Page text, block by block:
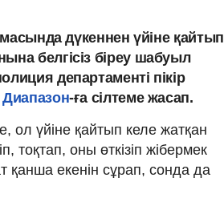
дүкеннен үйіне қайтып
белгісіз біреу шабуыл
департаменті пікір
Диапазон-ға сілтеме жасап.
ол үйіне қайтып келе жатқан
тоқтап, оны өткізіп жібермек
қанша екенін сұрап, сонда да